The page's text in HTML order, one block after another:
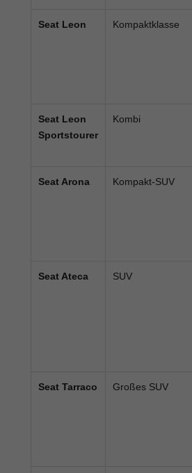
Seat Leon Kompaktklasse
Seat Leon
Sportstourer
Kombi
Seat Arona Kompakt-SUV
Seat Ateca SUV
Seat Tarraco Großes SUV